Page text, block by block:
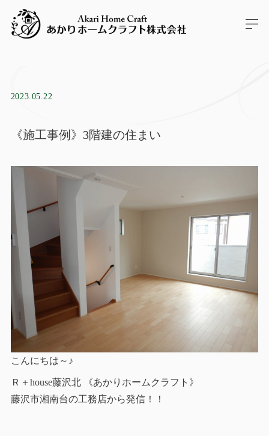
2023.05.22
《施工事例》3階建の住まい
こんにちは～♪
Ｒ＋house藤沢北 《あかりホームクラフト》
藤沢市湘南台の工務店から発信！！